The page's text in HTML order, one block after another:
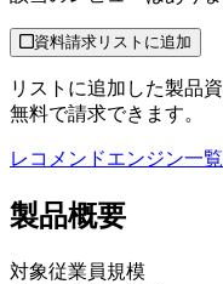
資料請求リストに追加
リストに追加した製品
無料で請求できます。
レコメンドエンジン一
製品概要
対象従業員規模